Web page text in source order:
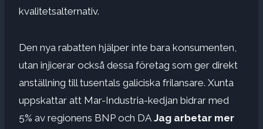
kvalitetsalternativ.
Den nya rabatten hjälper inte bara konsumenten,
utan injicerar också dessa företag som ger direkt
anställning till tusentals galiciska frilansare. Xunta
uppskattar att Mar-Industria-kedjan bidrar med
5% av regionens BNP och DA Jag arbetar mer